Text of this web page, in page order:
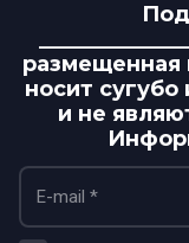
размещенная
носит
и не